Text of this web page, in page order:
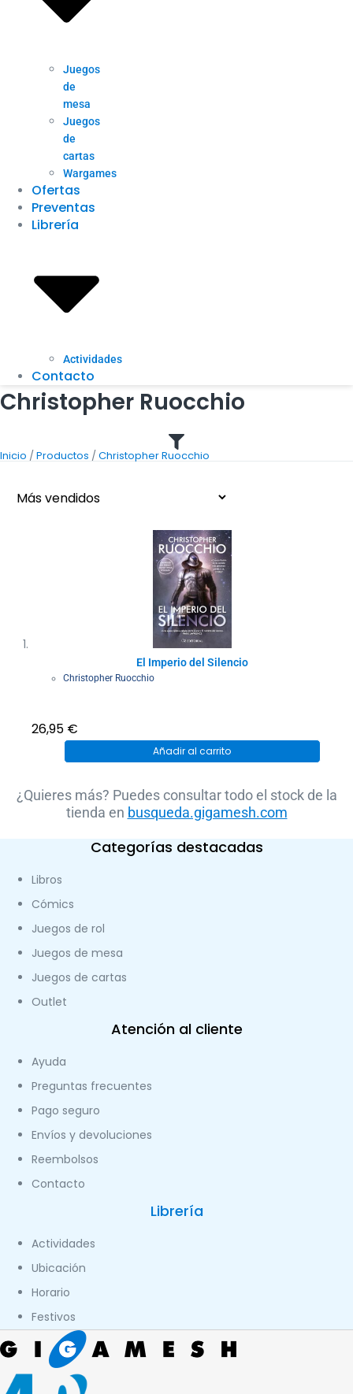
Juegos
de
mesa
Juegos
de
cartas
Wargames
Ofertas
Preventas
Librería
Actividades
Contacto
Christopher Ruocchio
Inicio /Productos /Christopher Ruocchio
El Imperio del Silencio
Christopher Ruocchio
26,95 €
Añadir al carrito
¿Quieres más? Puedes consultar todo el stock de la
tienda en busqueda.gigamesh.com
Categorías destacadas
Libros
Cómics
Juegos de rol
Juegos de mesa
Juegos de cartas
Outlet
Atención al cliente
Ayuda
Preguntas frecuentes
Pago seguro
Envíos y devoluciones
Reembolsos
Contacto
Librería
Actividades
Ubicación
Horario
Festivos